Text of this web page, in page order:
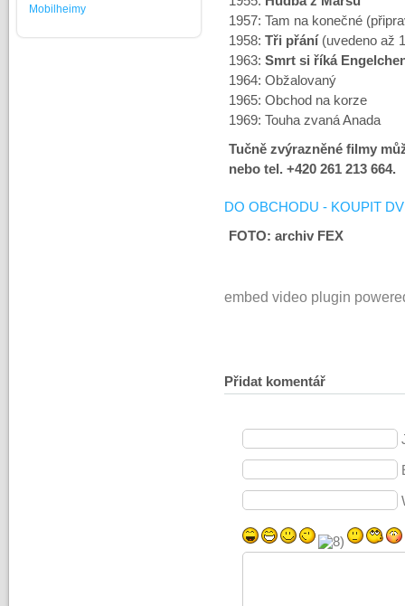
Mobilheimy
1957: Tam na konečné
1958: Tři přání(uvedeno až
1963: Smrt si říká
1964: Obžalovaný
1965: Obchod na korze
1969: Touha zvaná Anada
Tučně zvýrazněné filmy
nebo tel. +420 261 213 664.
DO OBCHODU - KOUPIT
FOTO: archiv FEX
embed video plugin
Přidat komentář